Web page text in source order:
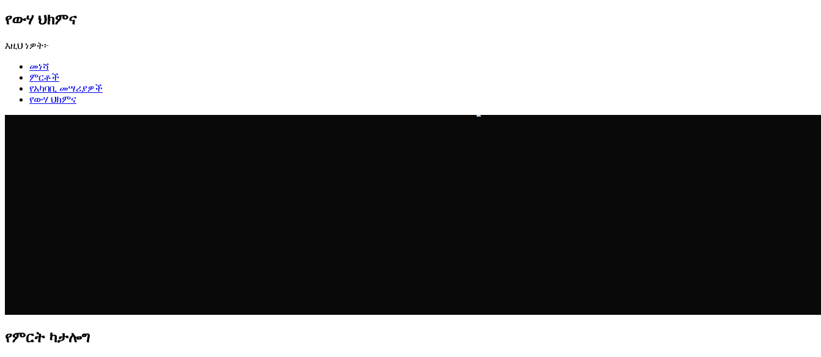
የውሃ ህክምና
እዚህ ነዎት፦
መነሻ
ምርቶች
የአካባቢ መሣሪያዎች
የውሃ ህክምና
የምርት ካታሎግ